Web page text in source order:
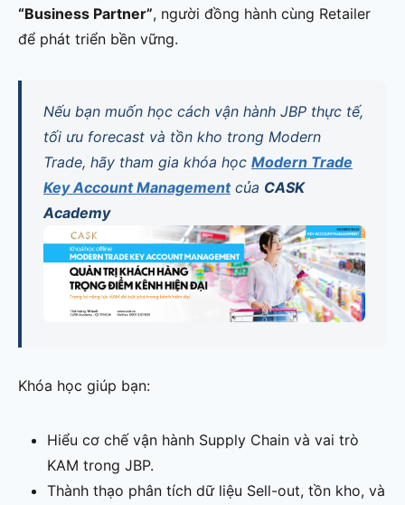
“Business Partner”, người đồng hành cùng Retailer
để phát triển bền vững.
Nếu bạn muốn học cách vận hành JBP thực tế,
tối ưu forecast và tồn kho trong Modern
Trade, hãy tham gia khóa học Modern Trade
Key Account Managementcủa CASK
Academy
Khóa học giúp bạn:
Hiểu cơ chế vận hành Supply Chain và vai trò
KAM trong JBP.
Thành thạo phân tích dữ liệu Sell-out, tồn kho, và